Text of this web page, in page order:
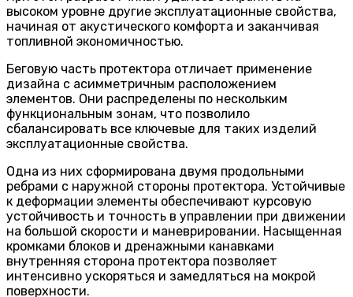
высоком уровне другие эксплуатационные свойства,
начиная от акустического комфорта и заканчивая
топливной экономичностью.
Беговую часть протектора отличает применение
дизайна с асимметричным расположением
элементов. Они распределены по нескольким
функциональным зонам, что позволило
сбалансировать все ключевые для таких изделий
эксплуатационные свойства.
Одна из них сформирована двумя продольными
ребрами с наружной стороны протектора. Устойчивые
к деформации элементы обеспечивают курсовую
устойчивость и точность в управлении при движении
на большой скорости и маневрировании. Насыщенная
кромками блоков и дренажными канавками
внутренняя сторона протектора позволяет
интенсивно ускоряться и замедляться на мокрой
поверхности.